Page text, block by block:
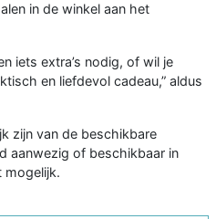
in de winkel aan het
iets extra’s nodig, of wil je
en liefdevol cadeau,” aldus
zijn van de beschikbare
aanwezig of beschikbaar in
mogelijk.